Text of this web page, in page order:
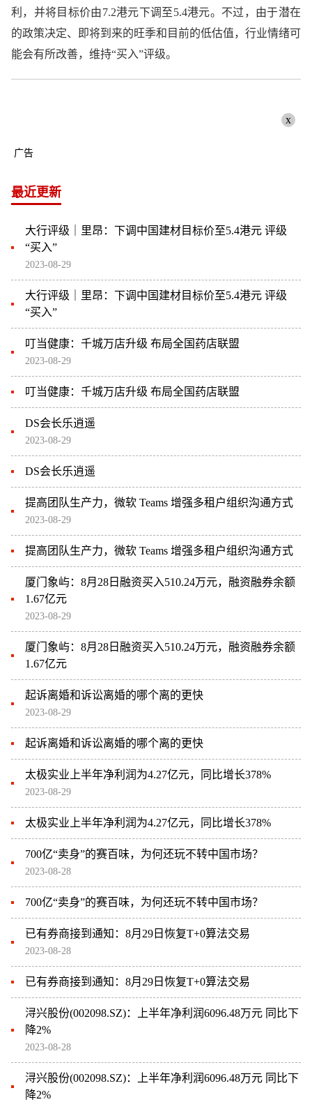
利，并将目标价由7.2港元下调至5.4港元。不过，由于潜在
的政策决定、即将到来的旺季和目前的低估值，行业情绪可
能会有所改善，维持“买入”评级。
x
广告
最近更新
大行评级｜里昂：下调中国建材目标价至5.4港元 评级
“买入”
2023-08-29
大行评级｜里昂：下调中国建材目标价至5.4港元 评级
“买入”
叮当健康：千城万店升级 布局全国药店联盟
2023-08-29
叮当健康：千城万店升级 布局全国药店联盟
DS会长乐逍遥
2023-08-29
DS会长乐逍遥
提高团队生产力，微软 Teams 增强多租户组织沟通方式
2023-08-29
提高团队生产力，微软 Teams 增强多租户组织沟通方式
厦门象屿：8月28日融资买入510.24万元，融资融券余额
1.67亿元
2023-08-29
厦门象屿：8月28日融资买入510.24万元，融资融券余额
1.67亿元
起诉离婚和诉讼离婚的哪个离的更快
2023-08-29
起诉离婚和诉讼离婚的哪个离的更快
太极实业上半年净利润为4.27亿元，同比增长378%
2023-08-29
太极实业上半年净利润为4.27亿元，同比增长378%
700亿“卖身”的赛百味，为何还玩不转中国市场？
2023-08-28
700亿“卖身”的赛百味，为何还玩不转中国市场？
已有券商接到通知：8月29日恢复T+0算法交易
2023-08-28
已有券商接到通知：8月29日恢复T+0算法交易
浔兴股份(002098.SZ)：上半年净利润6096.48万元 同比下
降2%
2023-08-28
浔兴股份(002098.SZ)：上半年净利润6096.48万元 同比下
降2%